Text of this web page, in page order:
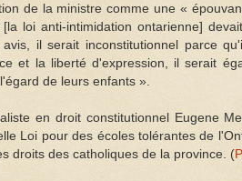
de la ministre comme une «
loi anti-intimidation ontarienne]
il serait inconstitutionnel parce
et la liberté d'expression, il serait
de leurs enfants ».
en droit constitutionnel Eugene
Loi pour des écoles tolérantes de
droits des catholiques de la province. (